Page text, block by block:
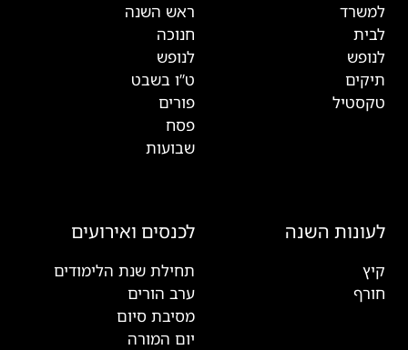
למשרד
לבית
לנופש
תיקים
טקסטיל
ראש השנה
חנוכה
לנופש
ט”ו בשבט
פורים
פסח
שבועות
לעונות השנה
קיץ
חורף
לכנסים ואירועים
תחילת שנת הלימודים
ערב הורים
מסיבת סיום
יום המורה